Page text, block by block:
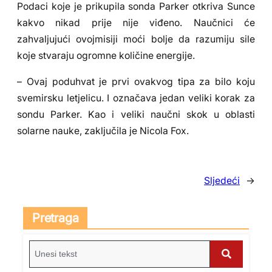
Podaci koje je prikupila sonda Parker otkriva Sunce
kakvo nikad prije nije viđeno. Naučnici će
zahvaljujući ovojmisiji moći bolje da razumiju sile
koje stvaraju ogromne količine energije.
– Ovaj poduhvat je prvi ovakvog tipa za bilo koju
svemirsku letjelicu. I označava jedan veliki korak za
sondu Parker. Kao i veliki naučni skok u oblasti
solarne nauke, zaključila je Nicola Fox.
Sljedeći →
Pretraga
e